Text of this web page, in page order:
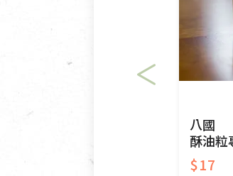
VCD、DVD、
衣飾鞋類-如T
美容保養用品
內衣褲、襪子
有標示不接受
八國
酥油粒
$17